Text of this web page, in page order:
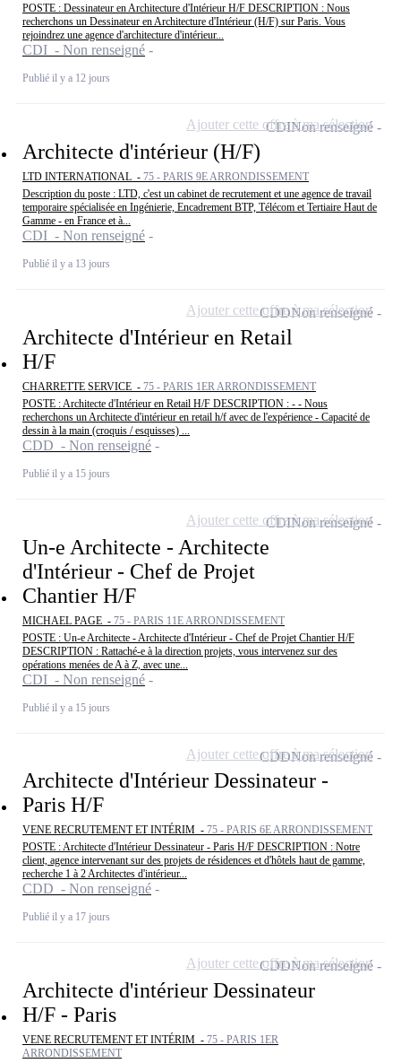
POSTE : Dessinateur en Architecture d'Intérieur H/F DESCRIPTION : Nous
recherchons un Dessinateur en Architecture d'Intérieur (H/F) sur Paris. Vous
rejoindrez une agence d'architecture d'intérieur...
CDI - Non renseigné
Publié il y a 12 jours
Architecte d'intérieur (H/F)
LTD INTERNATIONAL - 75 - PARIS 9E ARRONDISSEMENT
Description du poste : LTD, c'est un cabinet de recrutement et une agence de travail
temporaire spécialisée en Ingénierie, Encadrement BTP, Télécom et Tertiaire Haut de
Gamme - en France et à...
CDI - Non renseigné
Publié il y a 13 jours
CDINon renseigné
Ajouter cette offre à ma sélection
Architecte d'Intérieur en Retail
H/F
CHARRETTE SERVICE - 75 - PARIS 1ER ARRONDISSEMENT
POSTE : Architecte d'Intérieur en Retail H/F DESCRIPTION : - - Nous
recherchons un Architecte d'intérieur en retail h/f avec de l'expérience - Capacité de
dessin à la main (croquis / esquisses) ...
CDD - Non renseigné
Publié il y a 15 jours
CDDNon renseigné
Ajouter cette offre à ma sélection
Un-e Architecte - Architecte
d'Intérieur - Chef de Projet
Chantier H/F
MICHAEL PAGE - 75 - PARIS 11E ARRONDISSEMENT
POSTE : Un-e Architecte - Architecte d'Intérieur - Chef de Projet Chantier H/F
DESCRIPTION : Rattaché-e à la direction projets, vous intervenez sur des
opérations menées de A à Z, avec une...
CDI - Non renseigné
Publié il y a 15 jours
CDINon renseigné
Ajouter cette offre à ma sélection
Architecte d'Intérieur Dessinateur -
Paris H/F
VENE RECRUTEMENT ET INTÉRIM - 75 - PARIS 6E ARRONDISSEMENT
POSTE : Architecte d'Intérieur Dessinateur - Paris H/F DESCRIPTION : Notre
client, agence intervenant sur des projets de résidences et d'hôtels haut de gamme,
recherche 1 à 2 Architectes d'intérieur...
CDD - Non renseigné
Publié il y a 17 jours
CDDNon renseigné
Ajouter cette offre à ma sélection
Architecte d'intérieur Dessinateur
H/F - Paris
VENE RECRUTEMENT ET INTÉRIM - 75 - PARIS 1ER
ARRONDISSEMENT
CDDNon renseigné
Ajouter cette offre à ma sélection